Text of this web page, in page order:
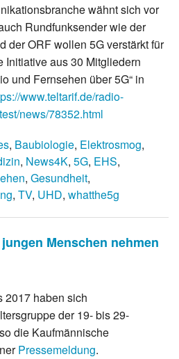
wähnt sich vor
Rundfunksender wie der
der ORF wollen 5G verstärkt für
Initiative aus 30 Mitgliedern
und Fernsehen über 5G“ in
www.teltarif.de/radio-
news/78352.html
, Baubiologie, Elektrosmog,
, News4K, 5G, EHS,
, Gesundheit,
, TV, UHD, whatthe5g
Menschen nehmen
2017 haben sich
der 19- bis 29-
die Kaufmännische
Pressemeldung.